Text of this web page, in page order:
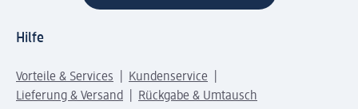
Hilfe
Vorteile & Services
Kundenservice
Lieferung & Versand
Rückgabe & Umtausch